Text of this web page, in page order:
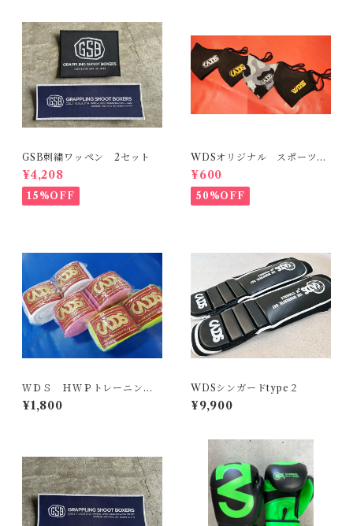
GSB刺繍ワッペン 2セット
¥4,208
15%OFF
WDSオリジナル スポーツマ
スク3枚セット
¥600
50%OFF
ＷＤＳ ＨＷＰトレーニング
ハンドラップ 4000ｍｍ
¥1,800
WDSシンガードtype２
¥9,900